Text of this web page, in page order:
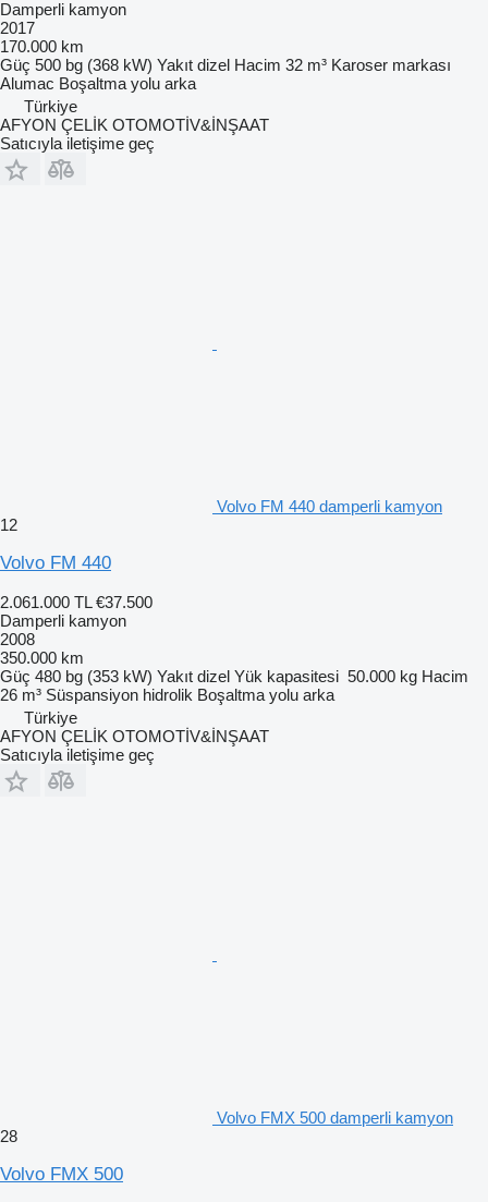
Damperli kamyon
2017
170.000 km
Güç 500 bg (368 kW) Yakıt dizel Hacim 32 m³ Karoser markası
Alumac Boşaltma yolu arka
Türkiye
AFYON ÇELİK OTOMOTİV&İNŞAAT
Satıcıyla iletişime geç
Volvo FM 440 damperli kamyon
12
Volvo FM 440
2.061.000 TL €37.500
Damperli kamyon
2008
350.000 km
Güç 480 bg (353 kW) Yakıt dizel Yük kapasitesi 50.000 kg Hacim
26 m³ Süspansiyon hidrolik Boşaltma yolu arka
Türkiye
AFYON ÇELİK OTOMOTİV&İNŞAAT
Satıcıyla iletişime geç
Volvo FMX 500 damperli kamyon
28
Volvo FMX 500